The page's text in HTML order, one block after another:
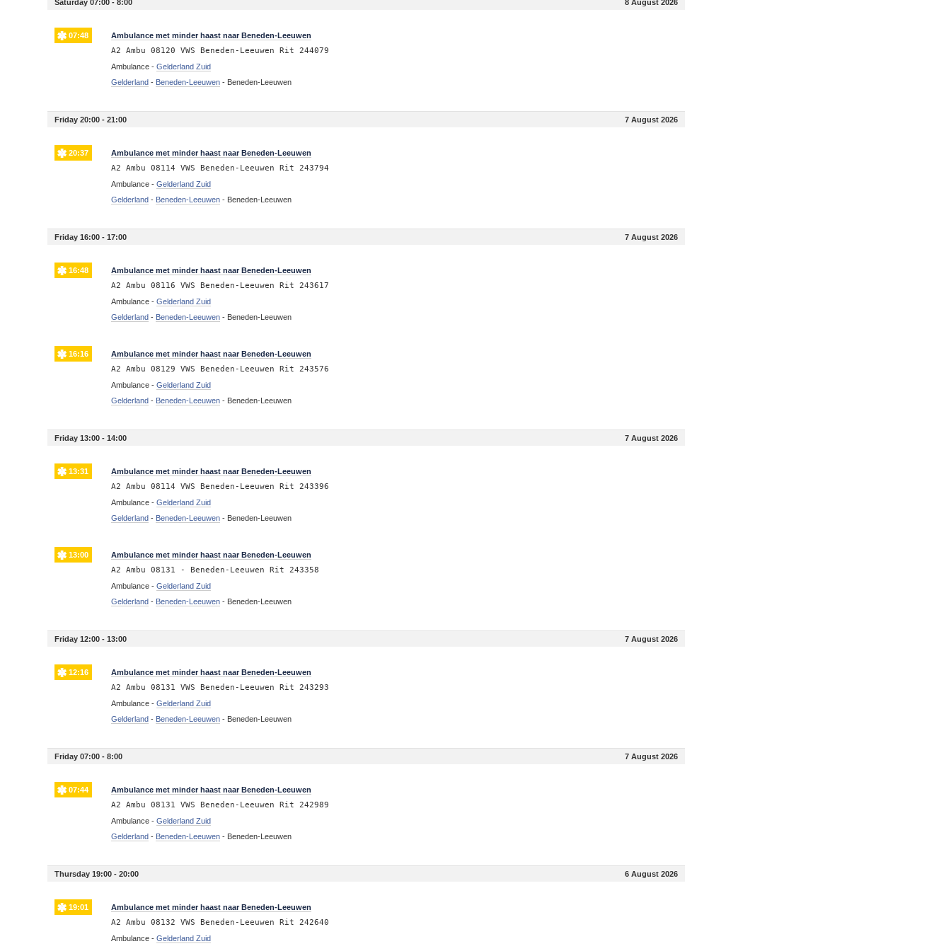
Saturday 07:00 - 8:00 8 August 2026
07:48 Ambulance met minder haast naar Beneden-Leeuwen
A2 Ambu 08120 VWS Beneden-Leeuwen Rit 244079
Ambulance -Gelderland Zuid
Gelderland - Beneden-Leeuwen - Beneden-Leeuwen
Friday 20:00 - 21:00 7 August 2026
20:37 Ambulance met minder haast naar Beneden-Leeuwen
A2 Ambu 08114 VWS Beneden-Leeuwen Rit 243794
Ambulance -Gelderland Zuid
Gelderland - Beneden-Leeuwen - Beneden-Leeuwen
Friday 16:00 - 17:00 7 August 2026
16:48 Ambulance met minder haast naar Beneden-Leeuwen
A2 Ambu 08116 VWS Beneden-Leeuwen Rit 243617
Ambulance -Gelderland Zuid
Gelderland - Beneden-Leeuwen - Beneden-Leeuwen
16:16 Ambulance met minder haast naar Beneden-Leeuwen
A2 Ambu 08129 VWS Beneden-Leeuwen Rit 243576
Ambulance -Gelderland Zuid
Gelderland - Beneden-Leeuwen - Beneden-Leeuwen
Friday 13:00 - 14:00 7 August 2026
13:31 Ambulance met minder haast naar Beneden-Leeuwen
A2 Ambu 08114 VWS Beneden-Leeuwen Rit 243396
Ambulance -Gelderland Zuid
Gelderland - Beneden-Leeuwen - Beneden-Leeuwen
13:00 Ambulance met minder haast naar Beneden-Leeuwen
A2 Ambu 08131 - Beneden-Leeuwen Rit 243358
Ambulance -Gelderland Zuid
Gelderland - Beneden-Leeuwen - Beneden-Leeuwen
Friday 12:00 - 13:00 7 August 2026
12:16 Ambulance met minder haast naar Beneden-Leeuwen
A2 Ambu 08131 VWS Beneden-Leeuwen Rit 243293
Ambulance -Gelderland Zuid
Gelderland - Beneden-Leeuwen - Beneden-Leeuwen
Friday 07:00 - 8:00 7 August 2026
07:44 Ambulance met minder haast naar Beneden-Leeuwen
A2 Ambu 08131 VWS Beneden-Leeuwen Rit 242989
Ambulance -Gelderland Zuid
Gelderland - Beneden-Leeuwen - Beneden-Leeuwen
Thursday 19:00 - 20:00 6 August 2026
19:01 Ambulance met minder haast naar Beneden-Leeuwen
A2 Ambu 08132 VWS Beneden-Leeuwen Rit 242640
Ambulance -Gelderland Zuid